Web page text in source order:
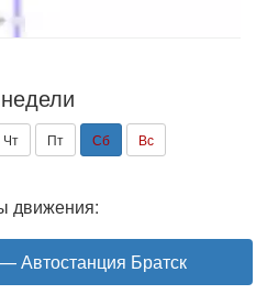
Чт Пт Сб Вс
движения:
Автостанция Братск